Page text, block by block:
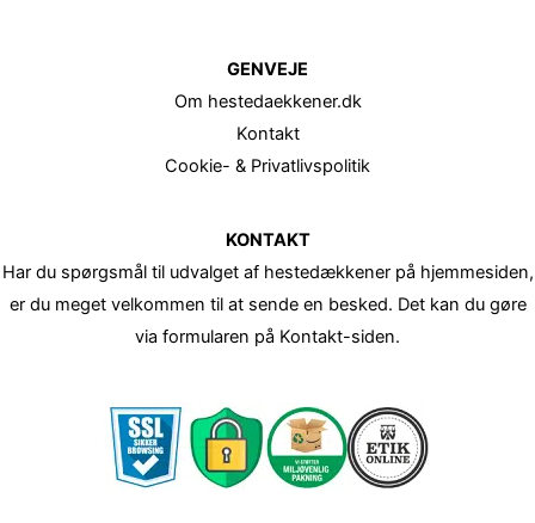
GENVEJE
Om hestedaekkener.dk
Kontakt
Cookie- & Privatlivspolitik
KONTAKT
Har du spørgsmål til udvalget af hestedækkener på hjemmesiden,
er du meget velkommen til at sende en besked. Det kan du gøre
via formularen på Kontakt-siden.